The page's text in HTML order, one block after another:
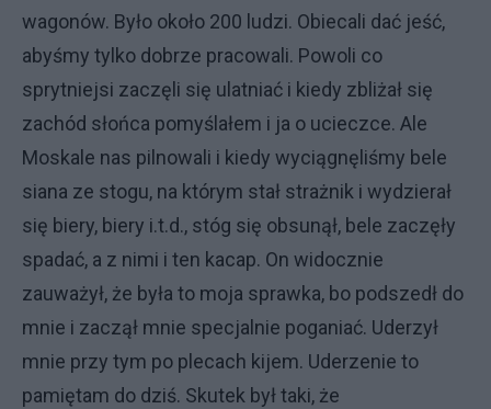
wagonów. Było około 200 ludzi. Obiecali dać jeść,
abyśmy tylko dobrze pracowali. Powoli co
sprytniejsi zaczęli się ulatniać i kiedy zbliżał się
zachód słońca pomyślałem i ja o ucieczce. Ale
Moskale nas pilnowali i kiedy wyciągnęliśmy bele
siana ze stogu, na którym stał strażnik i wydzierał
się biery, biery i.t.d., stóg się obsunął, bele zaczęły
spadać, a z nimi i ten kacap. On widocznie
zauważył, że była to moja sprawka, bo podszedł do
mnie i zaczął mnie specjalnie poganiać. Uderzył
mnie przy tym po plecach kijem. Uderzenie to
pamiętam do dziś. Skutek był taki, że